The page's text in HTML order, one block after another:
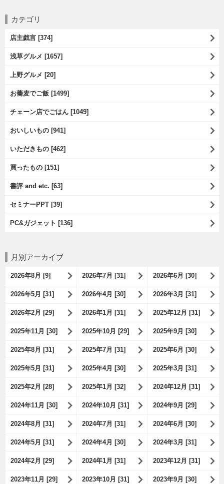
カテゴリ
店主戯言 [374]
浅草グルメ [1657]
上野グルメ [20]
お蕎麦でご飯 [1499]
チェーン店でごはん [1049]
おいしいもの [941]
いただきもの [462]
買ったもの [151]
書評 and etc. [63]
セミナーPPT [39]
PC&ガジェット [136]
月別アーカイブ
2026年8月 [9] 2026年7月 [31] 2026年6月 [30]
2026年5月 [31] 2026年4月 [30] 2026年3月 [31]
2026年2月 [29] 2026年1月 [31] 2025年12月 [31]
2025年11月 [30] 2025年10月 [29] 2025年9月 [30]
2025年8月 [31] 2025年7月 [31] 2025年6月 [30]
2025年5月 [31] 2025年4月 [30] 2025年3月 [31]
2025年2月 [28] 2025年1月 [32] 2024年12月 [31]
2024年11月 [30] 2024年10月 [31] 2024年9月 [29]
2024年8月 [31] 2024年7月 [31] 2024年6月 [30]
2024年5月 [31] 2024年4月 [30] 2024年3月 [31]
2024年2月 [29] 2024年1月 [31] 2023年12月 [31]
2023年11月 [29] 2023年10月 [31] 2023年9月 [30]